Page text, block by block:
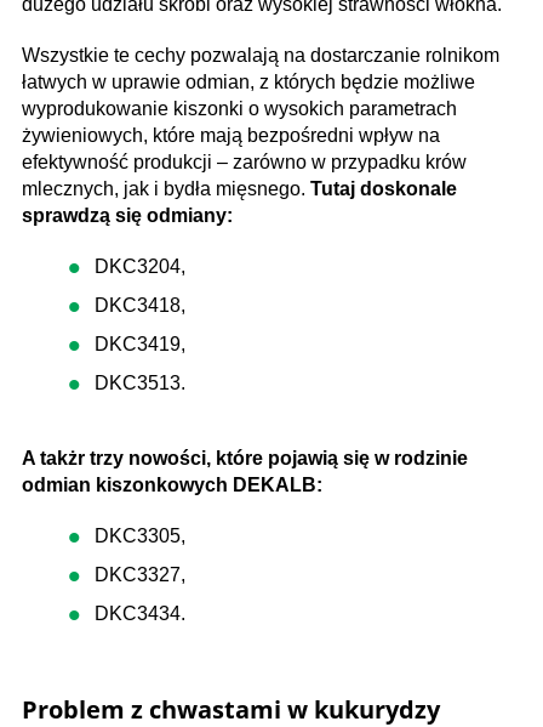
Wszystkie te cechy pozwalają na dostarczanie rolnikom
łatwych w uprawie odmian, z których będzie możliwe
wyprodukowanie kiszonki o wysokich parametrach
żywieniowych, które mają bezpośredni wpływ na
efektywność produkcji – zarówno w przypadku krów
mlecznych, jak i bydła mięsnego. Tutaj doskonale
sprawdzą się odmiany:
DKC3204,
DKC3418,
DKC3419,
DKC3513.
A takżr trzy nowości, które pojawią się w rodzinie
odmian kiszonkowych DEKALB:
DKC3305,
DKC3327,
DKC3434.
Problem z chwastami w kukurydzy